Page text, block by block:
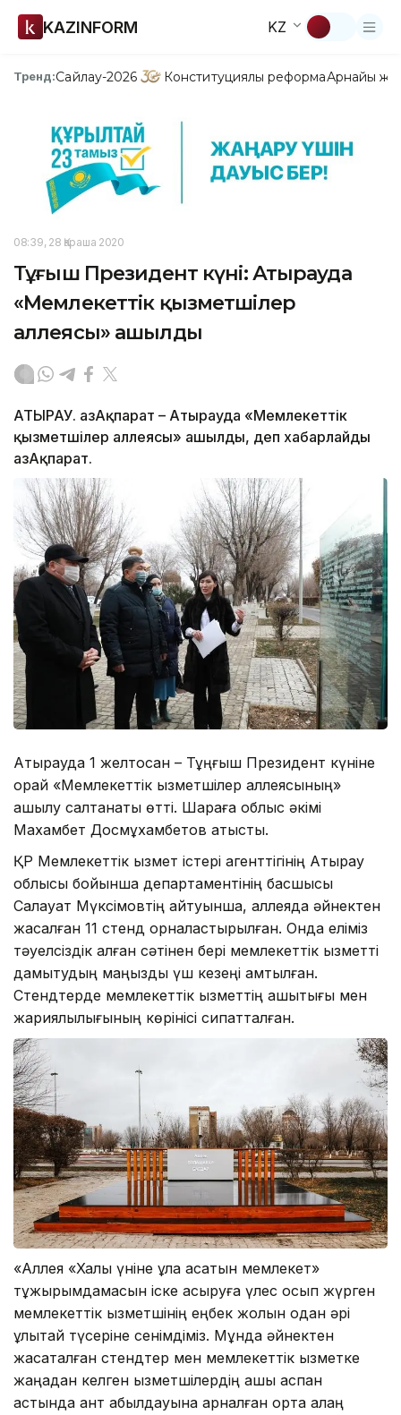
KAZINFORM KZ
Тренд:Сайлау-2026 Конституциялық реформаАрнайы
08:39, 28 Қараша 2020
Тұңғыш Президент күні: Атырауда
«Мемлекеттік қызметшілер
аллеясы» ашылды
АТЫРАУ. ҚазАқпарат – Атырауда «Мемлекеттік
қызметшілер аллеясы» ашылды, деп хабарлайды
ҚазАқпарат.
Атырауда 1 желтоқсан – Тұңғыш Президент күніне
орай «Мемлекеттік қызметшілер аллеясының»
ашылу салтанаты өтті. Шараға облыс әкімі
Махамбет Досмұхамбетов қатысты.
ҚР Мемлекеттік қызмет істері агенттігінің Атырау
облысы бойынша департаментінің басшысы
Салауат Мүксімовтің айтуынша, аллеяда әйнектен
жасалған 11 стенд орналастырылған. Онда еліміз
тәуелсіздік алған сәтінен бері мемлекеттік қызметті
дамытудың маңызды үш кезеңі қамтылған.
Стендтерде мемлекеттік қызметтің ашықтығы мен
жариялылығының көрінісі сипатталған.
«Аллея «Халық үніне құлақ асатын мемлекет»
тұжырымдамасын іске асыруға үлес қосып жүрген
мемлекеттік қызметшінің еңбек жолын одан әрі
ұлықтай түсеріне сенімдіміз. Мұнда әйнектен
жасақталған стендтер мен мемлекеттік қызметке
жаңадан келген қызметшілердің ашық аспан
астында ант қабылдауына арналған ортақ алаң